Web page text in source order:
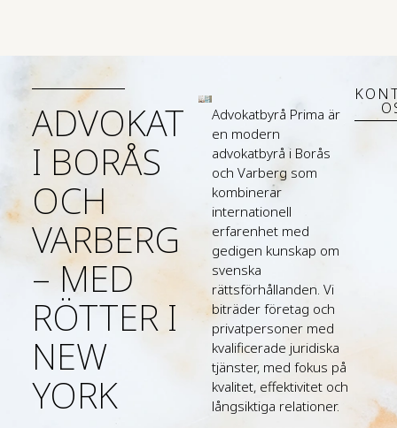
ADVOKAT
I BORÅS
OCH
VARBERG
– MED
RÖTTER I
NEW
YORK
Advokatbyrå Prima är
en modern
advokatbyrå i Borås
och Varberg som
kombinerar
internationell
erfarenhet med
gedigen kunskap om
svenska
rättsförhållanden. Vi
biträder företag och
privatpersoner med
kvalificerade juridiska
tjänster, med fokus på
kvalitet, effektivitet och
långsiktiga relationer.